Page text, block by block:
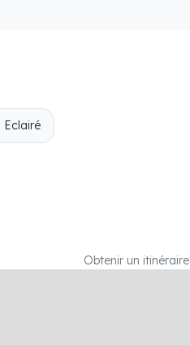
Eclairé
Obtenir un itinéraire